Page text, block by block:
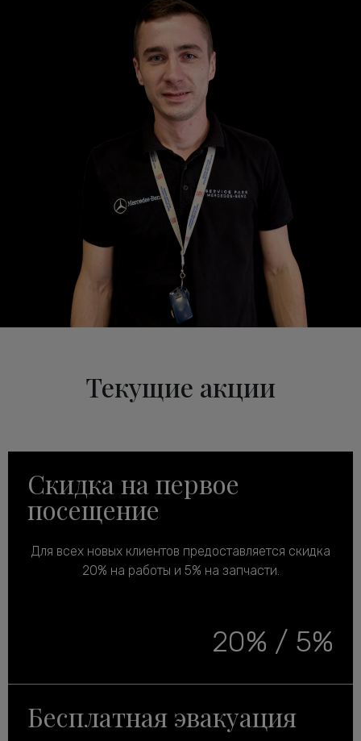
Текущие акции
Скидка на первое
посещение
Для всех новых клиентов предоставляется скидка
20% на работы и 5% на запчасти.
20% / 5%
Бесплатная эвакуация